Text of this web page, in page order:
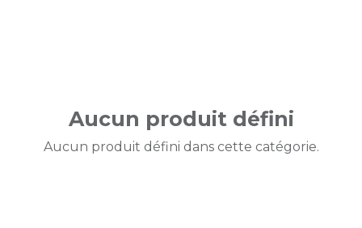
Aucun produit défini
Aucun produit défini dans cette catégorie.